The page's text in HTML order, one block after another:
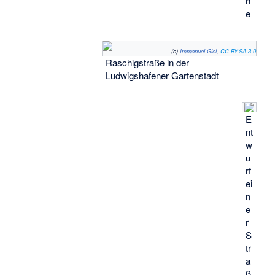
e
(c) Immanuel Giel, CC BY-SA 3.0
Raschigstraße in der
Ludwigshafener Gartenstadt
E
nt
w
u
rf
ei
n
e
r
S
tr
a